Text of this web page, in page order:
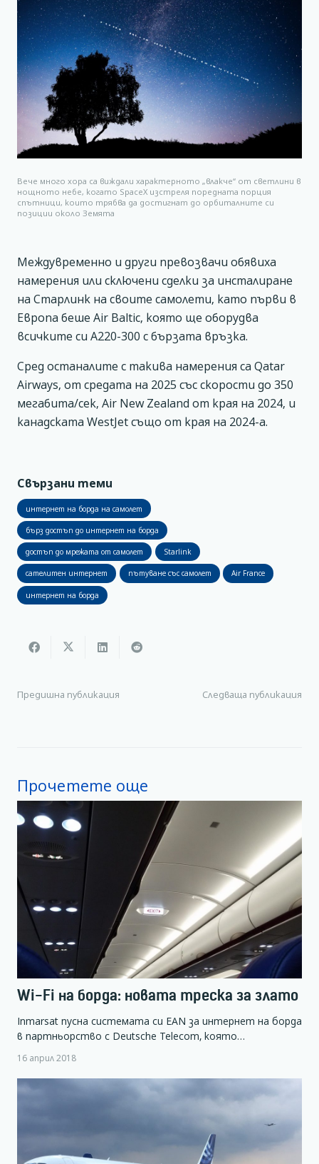
Вече много хора са виждали характерното „влакче“ от светлини в
нощното небе, когато SpaceX изстреля поредната порция
спътници, които трябва да достигнат до орбиталните си
позиции около Земята
Междувременно и други превозвачи обявиха
намерения или сключени сделки за инсталиране
на Старлинк на своите самолети, като първи в
Европа беше Air Baltic, която ще оборудва
всичките си А220-300 с бързата връзка.
Сред останалите с такива намерения са Qatar
Airways, от средата на 2025 със скорости до 350
мегабита/сек, Air New Zealand от края на 2024, и
канадската WestJet също от края на 2024-а.
Свързани теми
интернет на борда на самолет
бърз достъп до интернет на борда
достъп до мрежата от самолет Starlink
сателитен интернет пътуване със самолет Air France
интернет на борда
Предишна публикация Следваща публикация
Прочетете още
Wi-Fi на борда: новата треска за злато
Inmarsat пусна системата си EAN за интернет на борда
в партньорство с Deutsche Telecom, която…
16 април 2018